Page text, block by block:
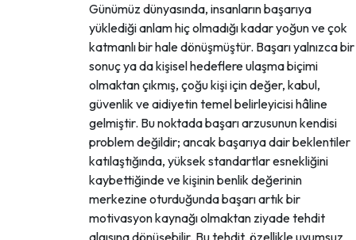
Günümüz dünyasında, insanların başarıya
yüklediği anlam hiç olmadığı kadar yoğun ve çok
katmanlı bir hale dönüşmüştür. Başarı yalnızca bir
sonuç ya da kişisel hedeflere ulaşma biçimi
olmaktan çıkmış, çoğu kişi için değer, kabul,
güvenlik ve aidiyetin temel belirleyicisi hâline
gelmiştir. Bu noktada başarı arzusunun kendisi
problem değildir; ancak başarıya dair beklentiler
katılaştığında, yüksek standartlar esnekliğini
kaybettiğinde ve kişinin benlik değerinin
merkezine oturduğunda başarı artık bir
motivasyon kaynağı olmaktan ziyade tehdit
algısına dönüşebilir. Bu tehdit, özellikle uyumsuz